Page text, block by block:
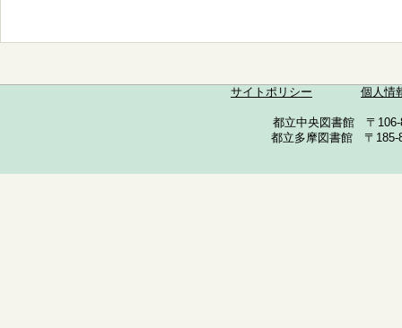
サイトポリシー 個人情
都立中央図書館 〒
都立多摩図書館 〒185-